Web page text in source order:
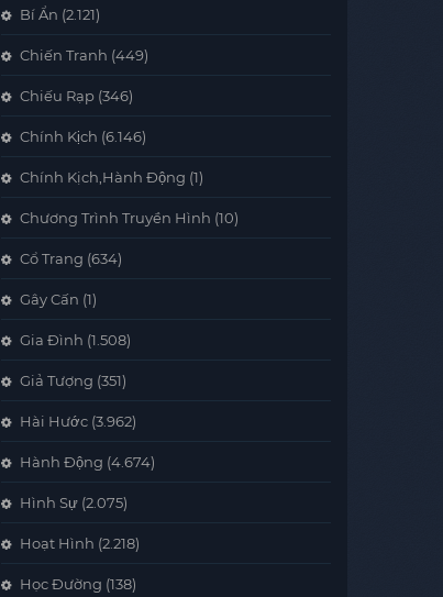
Bí Ẩn (2.121)
Chiến Tranh (449)
Chiếu Rạp (346)
Chính Kịch (6.146)
Chính Kịch,Hành Động (1)
Chương Trình Truyền Hình (10)
Cổ Trang (634)
Gây Cấn (1)
Gia Đình (1.508)
Giả Tượng (351)
Hài Hước (3.962)
Hành Động (4.674)
Hình Sự (2.075)
Hoạt Hình (2.218)
Học Đường (138)